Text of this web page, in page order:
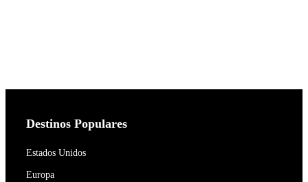
Destinos Populares
Estados Unidos
Europa